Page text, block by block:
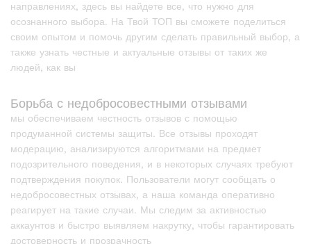
направлениях, здесь вы найдете все, что нужно для
осознанного выбора. На Твой ТОП вы сможете поделиться
своим опытом и помочь другим сделать правильный выбор, а
также узнать честные и актуальные отзывы от таких же
людей, как вы
Борьба с недобросовестными отзывами
мы обеспечиваем честность отзывов с помощью
продуманной системы защиты. Все отзывы проходят
модерацию, анализируются алгоритмами на предмет
подозрительного поведения, и в некоторых случаях требуют
подтверждения покупок. Пользователи могут сообщать о
недобросовестных отзывах, а наша команда оперативно
реагирует на такие случаи. Мы следим за активностью
аккаунтов и быстро выявляем накрутку, чтобы гарантировать
достоверность и прозрачность